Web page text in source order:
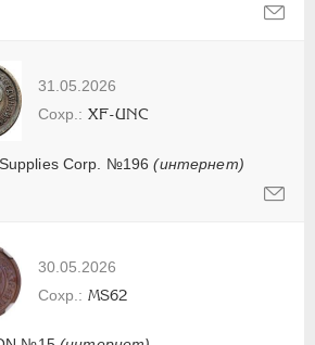
31.05.2026
Corp. №196(интернет)
XF-UNC
30.05.2026
MS62